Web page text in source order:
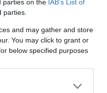
parties on the IAB’s List of
parties.
and may gather and store
You may click to grant or
below specified purposes
čakám kedy
už sú